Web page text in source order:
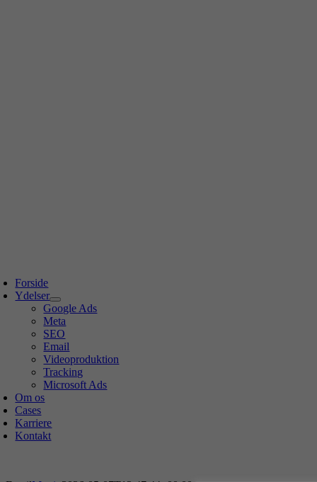
Forside
Ydelser
Google Ads
Meta
SEO
Email
Videoproduktion
Tracking
Microsoft Ads
Om os
Cases
Karriere
Kontakt